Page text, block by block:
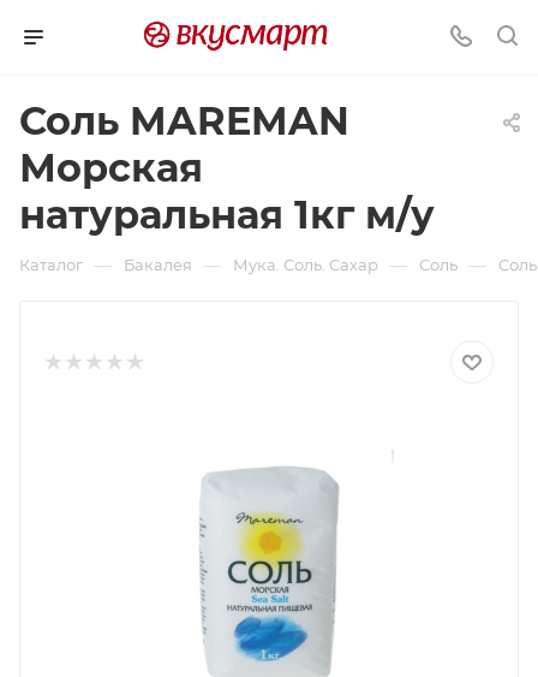
Соль MAREMAN
Морская
натуральная 1кг м/у
Каталог — Бакалея — Мука. Соль. Сахар — Соль —